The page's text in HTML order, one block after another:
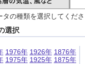
の種類を選択してくだ
選択
1976年
1975年
1926年
1925年
1876年
1875年